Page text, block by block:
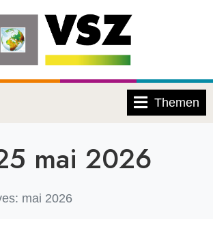
Themen
mai 2026
mai 2026